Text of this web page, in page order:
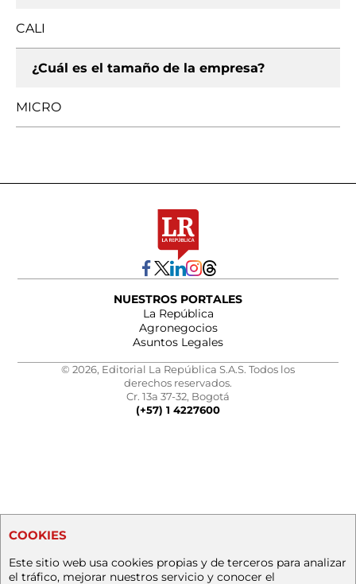
CALI
¿Cuál es el tamaño de la empresa?
MICRO
NUESTROS PORTALES
La República
Agronegocios
Asuntos Legales
© 2026, Editorial La República S.A.S. Todos los
derechos reservados.
Cr. 13a 37-32, Bogotá
(+57) 1 4227600
COOKIES
Este sitio web usa cookies propias y de terceros para analizar
el tráfico, mejorar nuestros servicio y conocer el